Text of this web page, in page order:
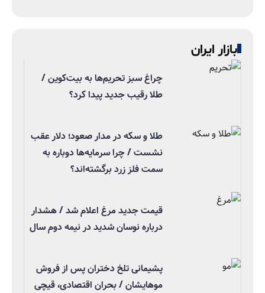
بازار ایران
چراغ سبز تحریم‌ها به بیت‌کوین /
طلا رقیب جدید پیدا کرد؟
طلا و سکه در مدار صعود؛ دلار عقب
نشست / چرا سرمایه‌ها دوباره به
سمت فلز زرد برگشته‌اند؟
قیمت جدید مرغ اعلام شد / هشدار
درباره نوسان شدید در نیمه دوم سال
پشیمانی تلخ دختران پس از فروش
موهایشان / بحران اقتصادی، قیچی